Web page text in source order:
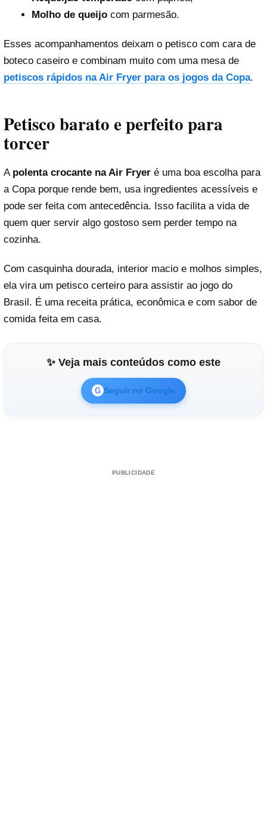
Molho de queijocom parmesão.
Esses acompanhamentos deixam o petisco com cara de
boteco caseiro e combinam muito com uma mesa de
petiscos rápidos na Air Fryer para os jogos da Copa.
Petisco barato e perfeito para
torcer
A polenta crocante na Air Fryer é uma boa escolha para
a Copa porque rende bem, usa ingredientes acessíveis e
pode ser feita com antecedência. Isso facilita a vida de
quem quer servir algo gostoso sem perder tempo na
cozinha.
Com casquinha dourada, interior macio e molhos simples,
ela vira um petisco certeiro para assistir ao jogo do
Brasil. É uma receita prática, econômica e com sabor de
comida feita em casa.
✨ Veja mais conteúdos como este
G Seguir no Google
PUBLICIDADE